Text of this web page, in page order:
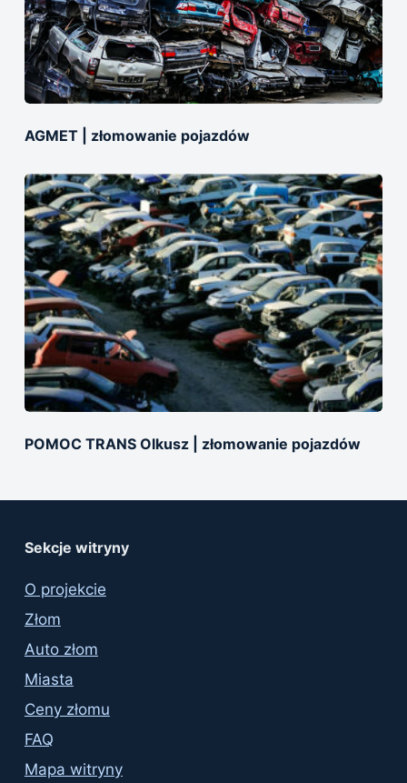
AGMET | złomowanie pojazdów
POMOC TRANS Olkusz | złomowanie pojazdów
Sekcje witryny
O projekcie
Złom
Auto złom
Miasta
Ceny złomu
FAQ
Mapa witryny